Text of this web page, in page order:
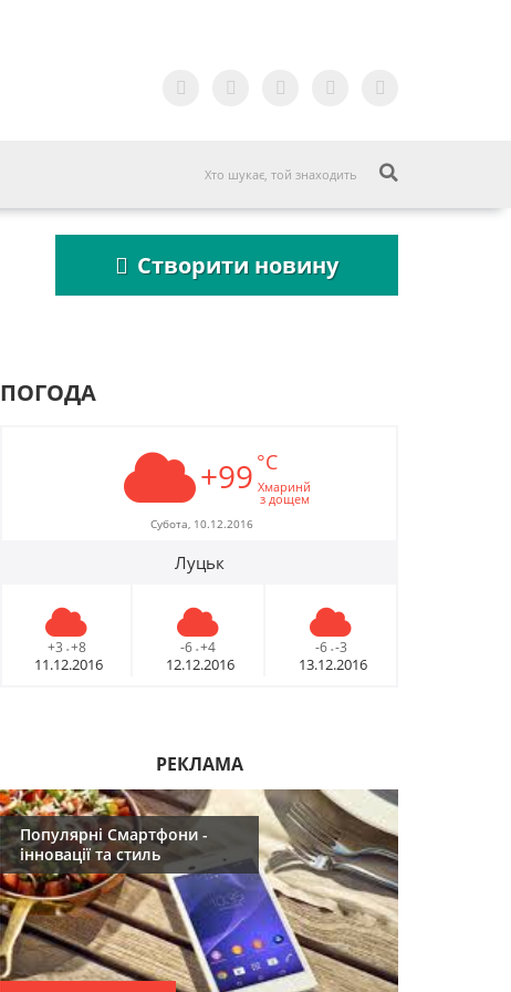
Створити новину
Пошукова строка
зникне до 2027
09.12.2016
легко прокидатися
29.11.2016
Топ 5 серіалів
08.06.2016
ПОГОДА
+99 °C
Хмаринй
з дощем
Субота, 10.12.2016
Луцьк
+3 - +8
11.12.2016
-6 - +4
12.12.2016
-6 - -3
13.12.2016
РЕКЛАМА
Популярні Смартфони -
інновації та стиль